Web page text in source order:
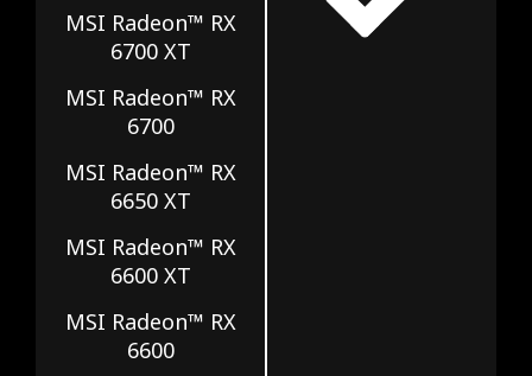
MSI Radeon™ RX
6700 XT
MSI Radeon™ RX
6700
MSI Radeon™ RX
6650 XT
MSI Radeon™ RX
6600 XT
MSI Radeon™ RX
6600